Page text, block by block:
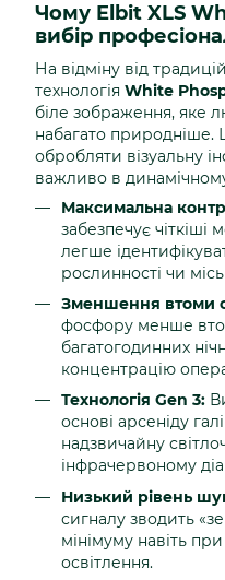
Чому Elbit XLS
вибір
На відміну від
технологія White
біле зображення, яке
набагато
обробляти візуальну
важливо в
Максимальна
забезпечує чіткіші
легше
рослинності чи
Зменшення втоми
фосфору менше
багатогодинних
концентрацію
Технологія Gen 3:
основі арсеніду
надзвичайну
інфрачервоному
Низький рівень
сигналу зводить
мінімуму навіть
освітлення.